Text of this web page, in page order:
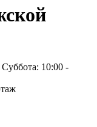
10:00 -